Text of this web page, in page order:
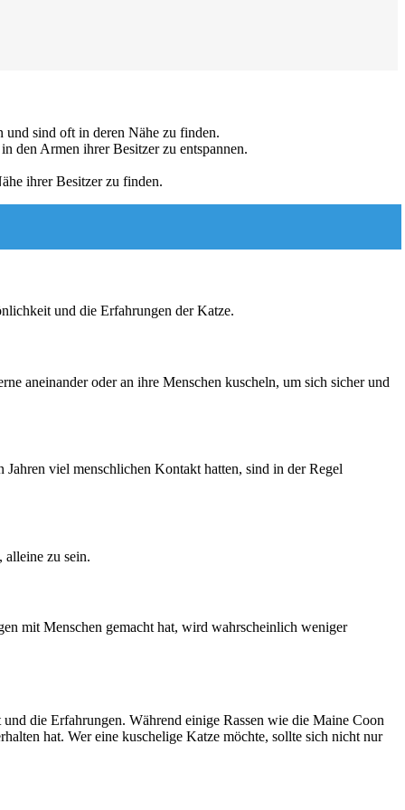
sind oft in deren Nähe zu finden.
den Armen ihrer Besitzer zu entspannen.
ihrer Besitzer zu finden.
und die Erfahrungen der Katze.
aneinander oder an ihre Menschen kuscheln, um sich sicher und
viel menschlichen Kontakt hatten, sind in der Regel
alleine zu sein.
mit Menschen gemacht hat, wird wahrscheinlich weniger
die Erfahrungen. Während einige Rassen wie die Maine Coon
hat. Wer eine kuschelige Katze möchte, sollte sich nicht nur